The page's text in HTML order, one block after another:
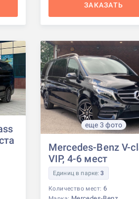
ЗАКАЗАТЬ
еще 3 фото
Mercedes-Benz V-
VIP, 4-6 мест
Единиц в парке:3
Количество мест: 6